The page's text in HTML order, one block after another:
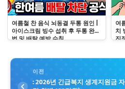
여름철 찬 음식 뇌동결 두통 원인 |
아이스크림 빙수 섭취 후 두통 완화
법 및 배탈 예방 수칙
여
치
진
이전
: 2026년 긴급복지 생계지원금